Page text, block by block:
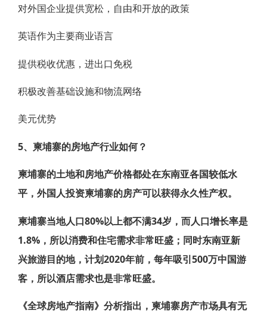
对外国企业提供宽松，自由和开放的政策
英语作为主要商业语言
提供税收优惠，进出口免税
积极改善基础设施和物流网络
美元优势
5、柬埔寨的房地产行业如何？
柬埔寨的土地和房地产价格都处在东南亚各国较低水
平，外国人投资柬埔寨的房产可以获得永久性产权。
柬埔寨当地人口80%以上都不满34岁，而人口增长率是
1.8%，所以消费和住宅需求非常旺盛；同时东南亚新
兴旅游目的地，计划2020年前，每年吸引500万中国游
客，所以酒店需求也是非常旺盛。
《全球房地产指南》分析指出，柬埔寨房产市场具有无